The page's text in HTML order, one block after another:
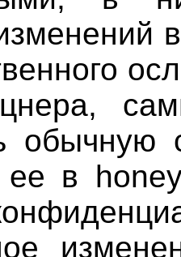
обычную
ее в